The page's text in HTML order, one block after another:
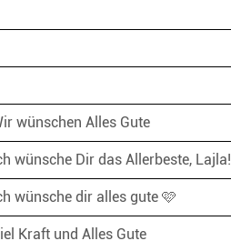
wünschen Alles Gute
wünsche Dir das Allerbeste, Lajla!
wünsche dir alles gute 🩷
Kraft und Alles Gute